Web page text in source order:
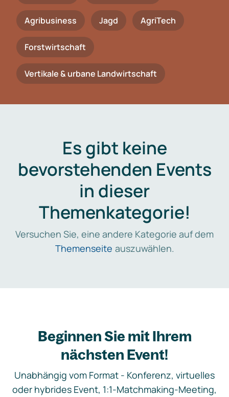
Agribusiness Jagd AgriTech
Forstwirtschaft
Vertikale & urbane Landwirtschaft
Es gibt keine
bevorstehenden Events
in dieser
Themenkategorie!
Versuchen Sie, eine andere Kategorie auf dem
Themenseite auszuwählen.
Beginnen Sie mit Ihrem
nächsten Event!
Unabhängig vom Format - Konferenz, virtuelles
oder hybrides Event, 1:1-Matchmaking-Meeting,